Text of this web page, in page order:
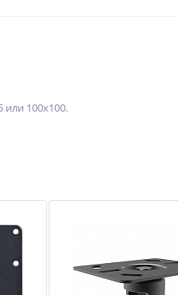
или 100x100.